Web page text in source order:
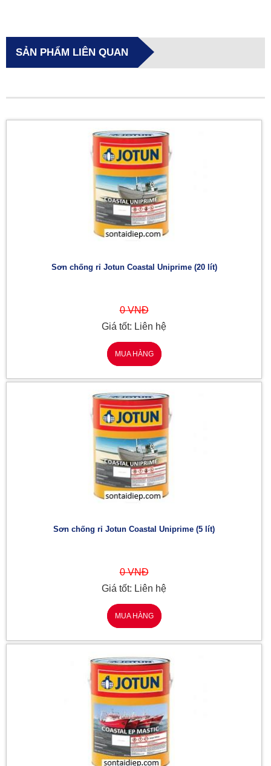
SẢN PHẨM LIÊN QUAN
Sơn chống rỉ Jotun Coastal Uniprime (20 lít)
0 VNĐ
Giá tốt: Liên hệ
MUA HÀNG
Sơn chống rỉ Jotun Coastal Uniprime (5 lít)
0 VNĐ
Giá tốt: Liên hệ
MUA HÀNG